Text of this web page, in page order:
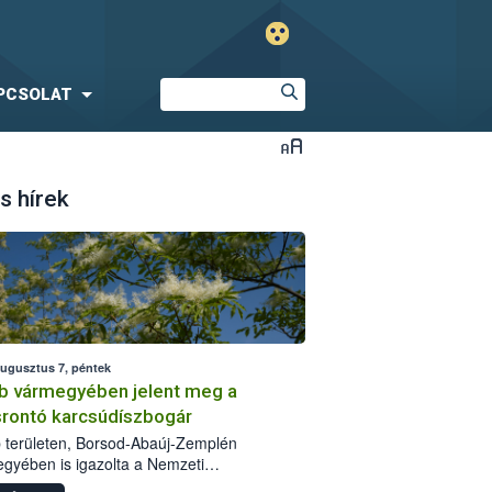
hírek
7, péntek
vármegyében jelent meg a
karcsúdíszbogár
területen, Borsod-Abaúj-Zemplén
is igazolta a Nemzeti
biztonsági Hivatal (Nébih) a